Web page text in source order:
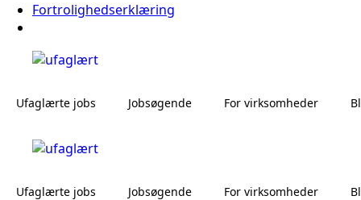
Fortrolighedserklæring
Ufaglærte jobs Jobsøgende For virksomheder
Ufaglærte jobs Jobsøgende For virksomheder